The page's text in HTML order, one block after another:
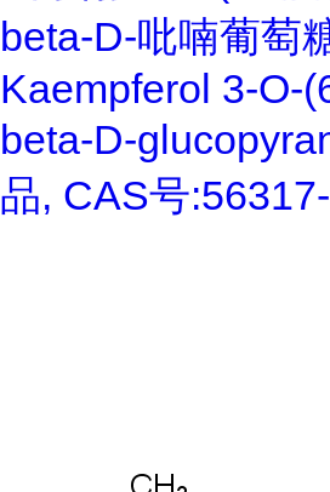
beta-D-吡喃葡萄
Kaempferol 3-O-
beta-D-
品, CAS号